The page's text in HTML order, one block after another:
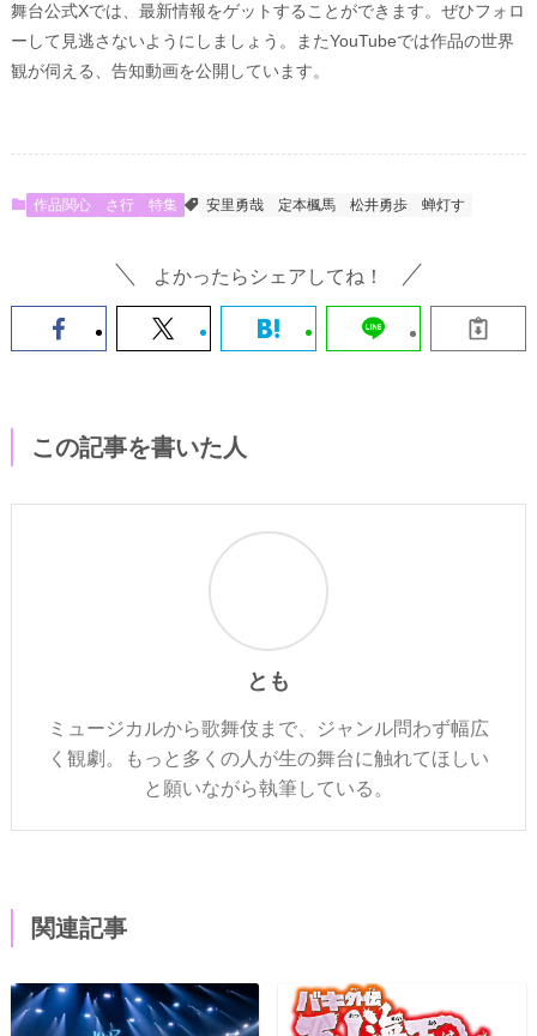
舞台公式Xでは、最新情報をゲットすることができます。ぜひフォロ
ーして見逃さないようにしましょう。またYouTubeでは作品の世界
観が伺える、告知動画を公開しています。
作品関心 さ行 特集 安里勇哉 定本楓馬 松井勇歩 蝉灯す
よかったらシェアしてね！
この記事を書いた人
とも
ミュージカルから歌舞伎まで、ジャンル問わず幅広
く観劇。もっと多くの人が生の舞台に触れてほしい
と願いながら執筆している。
関連記事